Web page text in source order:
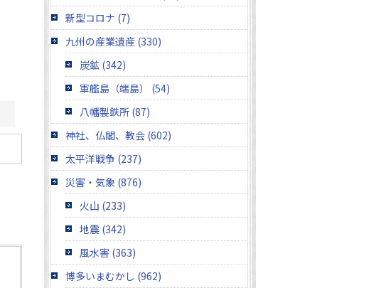
新型コロナ (7)
九州の産業遺産 (330)
炭鉱 (342)
軍艦島（端島） (54)
八幡製鉄所 (87)
神社、仏閣、教会 (602)
太平洋戦争 (237)
災害・気象 (876)
火山 (233)
地震 (342)
風水害 (363)
博多いまむかし (962)